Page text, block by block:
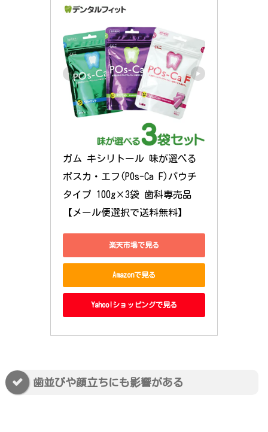
ガム キシリトール 味が選べる
ポスカ・エフ(POs-Ca F)パウチ
タイプ 100g×3袋 歯科専売品
【メール便選択で送料無料】
楽天市場で見る
Amazonで見る
Yahoo!ショッピングで見る
歯並びや顔立ちにも影響がある